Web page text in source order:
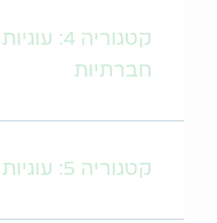
קטגוריה
חברתיות
קטגוריה 5: עוגיות של פרסומות